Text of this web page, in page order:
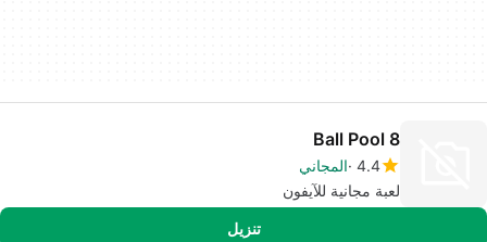
8 Ball Pool
4.4 المجاني
لعبة مجانية للآيفون
تنزيل